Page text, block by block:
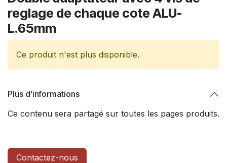
reglage de chaque cote ALU-
L.65mm
Ce produit n'est plus disponible.
Plus d'informations
Ce contenu sera partagé sur toutes les pages produits.
Contactez-nous